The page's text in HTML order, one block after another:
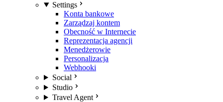
Settings
Konta bankowe
Zarządzaj kontem
Obecność w Internecie
Reprezentacja agencji
Menedżerowie
Personalizacja
Webhooki
Social
Studio
Travel Agent